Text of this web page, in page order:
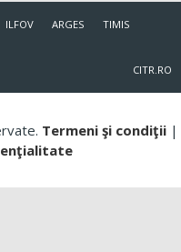
ILFOV ARGES TIMIS
CITR.RO
Termeni şi condiţii |